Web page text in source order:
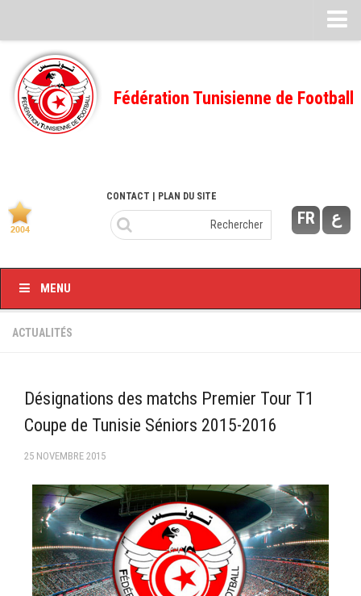
Feuille de match
FMI – 2022/2023
Ligue I – 2022/2023
Ligue I – 2020/2021
Ligue I – 2019/2020
Feuilles de match 2018/2019
Feuille de match 2017/2018
–Ligue I–
–Ligue II–
Feuille de match 2016/2017
-Ligue I-
-Ligue II-
-Ligue III-
Fédération Tunisienne de Football
FR ع
CONTACT | PLAN DU SITE
MENU
ACTUALITÉS
Désignations des matchs Premier Tour T1
Coupe de Tunisie Séniors 2015-2016
25 NOVEMBRE 2015